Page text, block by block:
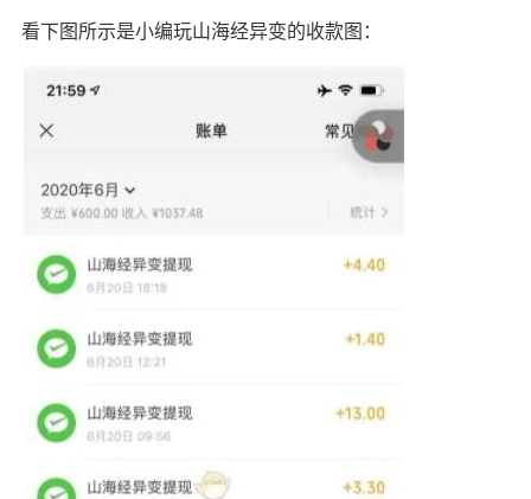
看下图所示是小编玩山海经异变的收款图：